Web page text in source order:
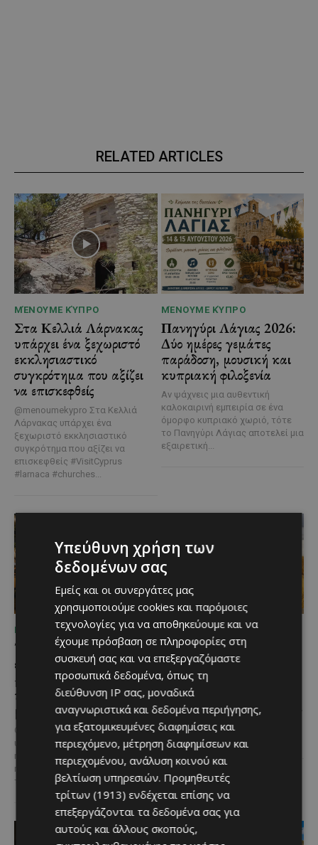
RELATED ARTICLES
ΜΈΝΟΥΜΕ ΚΎΠΡΟ
Στα Κελλιά Λάρνακας
υπάρχει ένα ξεχωριστό
εκκλησιαστικό
συγκρότημα που αξίζει
να επισκεφθείς
@menoumekypro Στα Κελλιά
Λάρνακας υπάρχει ένα
ξεχωριστό εκκλησιαστικό
συγκρότημα που αξίζει να
επισκεφθείς #VisitCyprus
#larnaca #churches...
ΜΈΝΟΥΜΕ ΚΎΠΡΟ
Πανηγύρι Λάγιας 2026:
Δύο ημέρες γεμάτες
παράδοση, μουσική και
κυπριακή φιλοξενία
Αν ψάχνεις μια αυθεντική
καλοκαιρινή εμπειρία σε ένα
όμορφο κυπριακό χωριό, τότε
το Πανηγύρι Λάγιας αποτελεί μια
εξαιρετική...
ΜΈΝΟΥΜΕ ΚΎΠΡΟ
Το River Walk 2026
επιστρέφει στη Λευκωσία
– Ανακοινώθηκε η
ημερομηνία της μεγάλης
μουσικής γιορτής
Οι φίλοι της μουσικής και των
υπαίθριων εκδηλώσεων μπορούν
ήδη να σημειώσουν την
ημερομηνία στο ημερολόγιό
τους, καθώς...
ΜΈΝΟΥΜΕ ΚΎΠΡΟ
Στο χωριό, η αγάπη
έρχεται μέσα σε τρεις
σακούλες… με αυγά!
«Σε μια εποχή που οι
περισσότεροι δεν γνωρίζουν καν
τον γείτονά τους, υπάρχουν
ακόμη χωριά όπου η ανθρωπιά...
Υπεύθυνη χρήση των
δεδομένων σας
Εμείς και οι συνεργάτες μας
χρησιμοποιούμε cookies και παρόμοιες
τεχνολογίες για να αποθηκεύουμε και να
έχουμε πρόσβαση σε πληροφορίες στη
συσκευή σας και να επεξεργαζόμαστε
προσωπικά δεδομένα, όπως τη
διεύθυνση IP σας, μοναδικά
αναγνωριστικά και δεδομένα περιήγησης,
για εξατομικευμένες διαφημίσεις και
περιεχόμενο, μέτρηση διαφημίσεων και
περιεχομένου, ανάλυση κοινού και
βελτίωση υπηρεσιών. Προμηθευτές
τρίτων (1913) ενδέχεται επίσης να
επεξεργάζονται τα δεδομένα σας για
αυτούς και άλλους σκοπούς,